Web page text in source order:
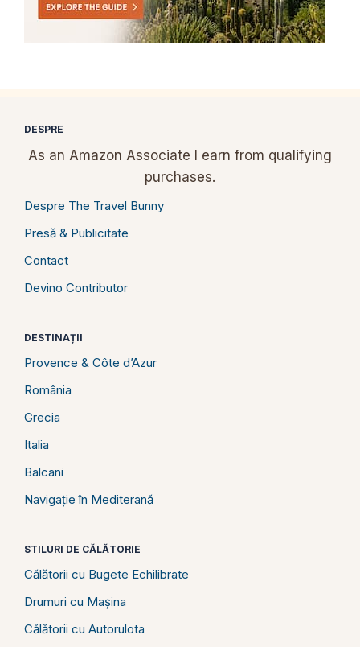
DESPRE
As an Amazon Associate I earn from qualifying
purchases.
Despre The Travel Bunny
Presă & Publicitate
Contact
Devino Contributor
DESTINAȚII
Provence & Côte d’Azur
România
Grecia
Italia
Balcani
Navigație în Mediterană
STILURI DE CĂLĂTORIE
Călătorii cu Bugete Echilibrate
Drumuri cu Mașina
Călătorii cu Autorulota